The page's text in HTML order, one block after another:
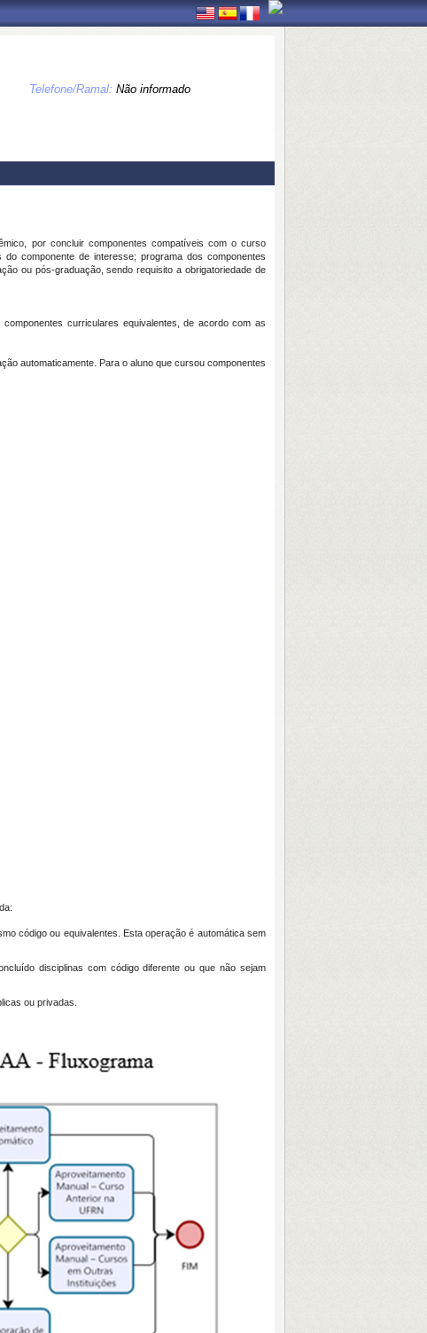
Telefone/Ramal: Não informado
por concluir componentes compatíveis com o curso
componente de interesse; programa dos componentes
ou pós-graduação, sendo requisito a obrigatoriedade de
curriculares equivalentes, de acordo com as
automaticamente. Para o aluno que cursou componentes
código ou equivalentes. Esta operação é automática sem
disciplinas com código diferente ou que não sejam
ou privadas.